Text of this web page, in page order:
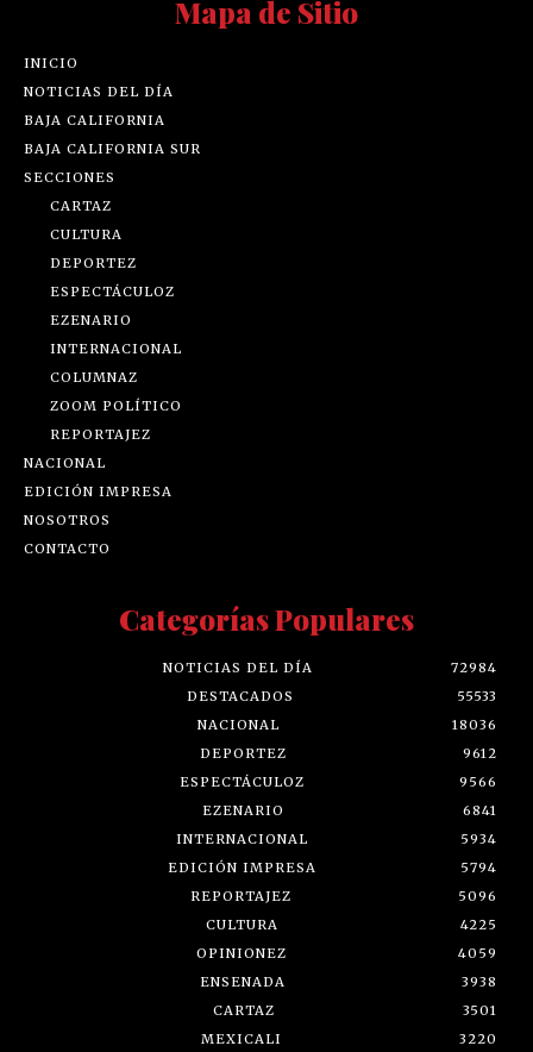
Mapa de Sitio
INICIO
NOTICIAS DEL DÍA
BAJA CALIFORNIA
BAJA CALIFORNIA SUR
SECCIONES
CARTAZ
CULTURA
DEPORTEZ
ESPECTÁCULOZ
EZENARIO
INTERNACIONAL
COLUMNAZ
ZOOM POLÍTICO
REPORTAJEZ
NACIONAL
EDICIÓN IMPRESA
NOSOTROS
CONTACTO
Categorías Populares
NOTICIAS DEL DÍA
72984
DESTACADOS
55533
NACIONAL
18036
DEPORTEZ
9612
ESPECTÁCULOZ
9566
EZENARIO
6841
INTERNACIONAL
5934
EDICIÓN IMPRESA
5794
REPORTAJEZ
5096
CULTURA
4225
OPINIONEZ
4059
ENSENADA
3938
CARTAZ
3501
MEXICALI
3220